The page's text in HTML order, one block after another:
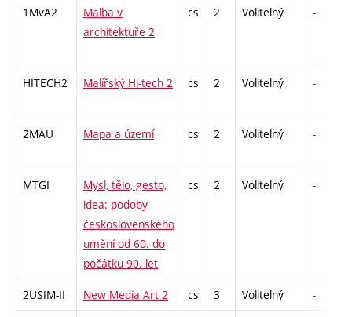
1MvA2
Malba v
architektuře 2
cs 2 Volitelný -
HITECH2 Malířský Hi-tech 2 cs 2 Volitelný -
2MAU Mapa a území cs 2 Volitelný -
MTGI
Mysl, tělo, gesto,
idea: podoby
československého
umění od 60. do
počátku 90. let
cs 2 Volitelný -
2USIM-II New Media Art 2 cs 3 Volitelný -